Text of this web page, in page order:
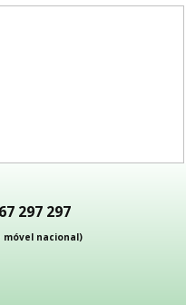
297 297
nacional)